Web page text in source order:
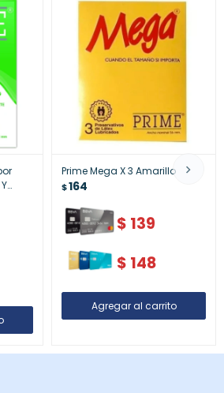
Prime Mega X 3 Amarillo
$164
$ 139
$ 148